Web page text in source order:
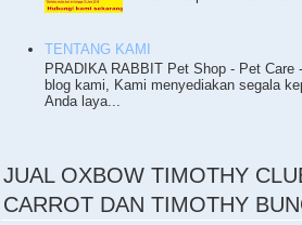
TENTANG KAMI
PRADIKA RABBIT Pet Shop - Pet Care
blog kami, Kami menyediakan segala
Anda laya...
JUAL OXBOW TIMOTHY
CARROT DAN TIMOTHY